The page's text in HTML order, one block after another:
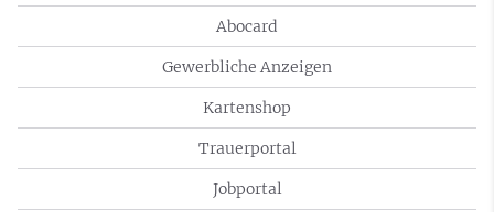
Abocard
Gewerbliche Anzeigen
Kartenshop
Trauerportal
Jobportal